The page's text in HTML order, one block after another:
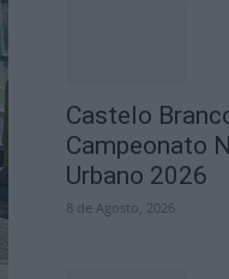
Castelo
Campeonato
Urbano 2026
8 de Agosto, 2026